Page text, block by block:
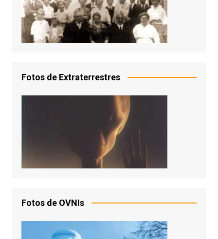
Fotos de Extraterrestres
Fotos de OVNIs